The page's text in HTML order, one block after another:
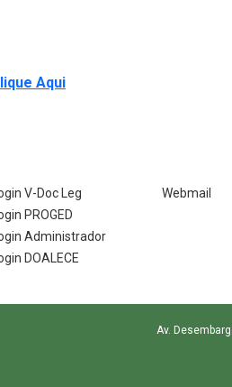
Aqui(Abre em nova janela)
V-Doc Leg
PROGED
Administrador
DOALECE
Webmail
Av.